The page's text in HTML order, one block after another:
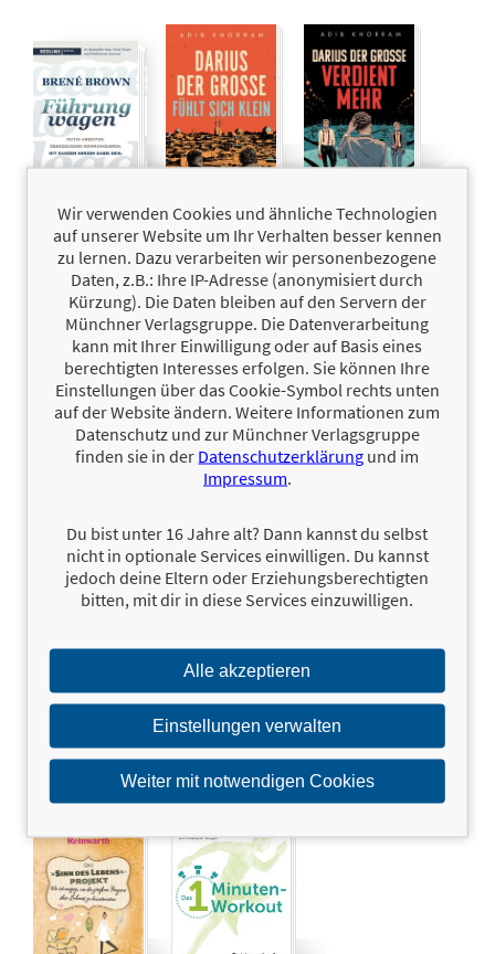
25,00 €
Dare to
Führung wagen
Petra Pyka,
Brené Brown
12,99 €
Darius der
Große fühlt
sich klein
Adib Khorram
12,99 €
Darius der
Große
verdient mehr
Adib Khorram
24,99 €
Dark Towers
David Enrich
17,99 €
Darts
Wir verwenden Cookies und ähnliche Technologien
auf unserer Website um Ihr Verhalten besser kennen
zu lernen. Dazu verarbeiten wir personenbezogene
Daten, z.B.: Ihre IP-Adresse (anonymisiert durch
Kürzung). Die Daten bleiben auf den Servern der
Münchner Verlagsgruppe. Die Datenverarbeitung
kann mit Ihrer Einwilligung oder auf Basis eines
berechtigten Interesses erfolgen. Sie können Ihre
Einstellungen über das Cookie-Symbol rechts unten
auf der Website ändern. Weitere Informationen zum
Datenschutz und zur Münchner Verlagsgruppe
finden sie in der Datenschutzerklärung und im
Impressum.
Du bist unter 16 Jahre alt? Dann kannst du selbst
nicht in optionale Services einwilligen. Du kannst
jedoch deine Eltern oder Erziehungsberechtigten
bitten, mit dir in diese Services einzuwilligen.
Alle akzeptieren
Einstellungen verwalten
Weiter mit notwendigen Cookies